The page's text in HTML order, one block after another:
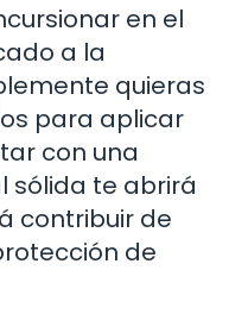
en el
a la
quieras
para aplicar
con una
sólida te abrirá
contribuir de
de